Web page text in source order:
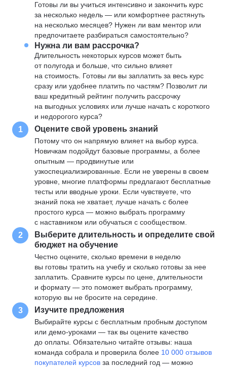
Готовы ли вы учиться интенсивно и закончить курс
за несколько недель — или комфортнее растянуть
на несколько месяцев? Нужен ли вам ментор или
предпочитаете разбираться самостоятельно?
Нужна ли вам рассрочка?
Длительность некоторых курсов может быть
от полугода и больше, что сильно влияет
на стоимость. Готовы ли вы заплатить за весь курс
сразу или удобнее платить по частям? Позволит ли
ваш кредитный рейтинг получить рассрочку
на выгодных условиях или лучше начать с короткого
и недорогого курса?
1 Оцените свой уровень знаний
Потому что он напрямую влияет на выбор курса.
Новичкам подойдут базовые программы, а более
опытным — продвинутые или
узкоспециализированные. Если не уверены в своем
уровне, многие платформы предлагают бесплатные
тесты или вводные уроки. Если чувствуете, что
знаний пока не хватает, лучше начать с более
простого курса — можно выбрать программу
с наставником или обучаться с сообществом.
2
Выберите длительность и определите свой
бюджет на обучение
Честно оцените, сколько времени в неделю
вы готовы тратить на учебу и сколько готовы за нее
заплатить. Сравните курсы по цене, длительности
и формату — это поможет выбрать программу,
которую вы не бросите на середине.
3 Изучите предложения
Выбирайте курсы с бесплатным пробным доступом
или демо-уроками — так вы оцените качество
до оплаты. Обязательно читайте отзывы: наша
команда собрала и проверила более 10 000 отзывов
покупателей курсов за последний год — можно